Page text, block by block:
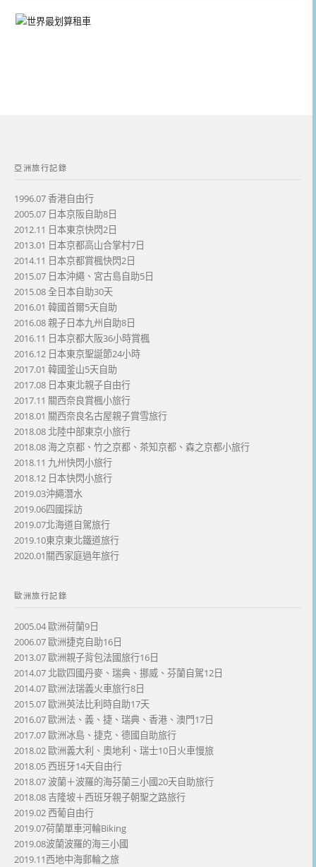
亞洲旅行記錄
1996.07 香港自由行
2005.07 日本京阪自助8日
2012.11 日本東京快閃2日
2013.01 日本京都高山合掌村7日
2014.11 日本京都賞楓快閃2日
2015.07 日本沖繩、宮古島自助5日
2015.08 全日本自助30天
2016.01 韓國首爾5天自助
2016.08 親子日本九州自助8日
2016.11 日本京都大阪36小時賞楓
2016.12 日本東京聖誕節24小時
2017.01 韓國釜山5天自助
2017.08 日本東北親子自由行
2017.11 關西奈良賞楓小旅行
2018.01 關西奈良名古屋親子賞雪旅行
2018.08 北陸中部東京小旅行
2018.08 海之京都、竹之京都、茶知京都、森之京都小旅行
2018.11 九州快閃小旅行
2018.12 日本快閃小旅行
2019.03沖繩潛水
2019.06四國採訪
2019.07北海道自駕旅行
2019.10東京東北鐵道旅行
2020.01關西家庭過年旅行
歐洲旅行記錄
2005.04 歐洲荷蘭9日
2006.07 歐洲捷克自助16日
2013.07 歐洲親子背包法國旅行16日
2014.07 北歐四國丹麥、瑞典、挪威、芬蘭自駕12日
2014.07 歐洲法瑞義火車旅行8日
2015.07 歐洲英法比利時自助17天
2016.07 歐洲法、義、捷、瑞典、香港、澳門17日
2017.07 歐洲冰島、捷克、德國自助旅行
2018.02 歐洲義大利、奧地利、瑞士10日火車慢旅
2018.05 西班牙14天自由行
2018.07 波蘭＋波羅的海芬蘭三小國20天自助旅行
2018.08 吉隆坡＋西班牙親子朝聖之路旅行
2019.02 西葡自由行
2019.07荷蘭單車河輪Biking
2019.08波蘭波羅的海三小國
2019.11西地中海郵輪之旅